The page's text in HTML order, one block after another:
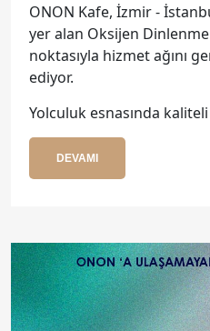
ONON Kafe, İzmir -
yer alan Oksijen Dinlenme
noktasıyla hizmet ağını
ediyor.
Yolculuk esnasında kaliteli
DEVAMI